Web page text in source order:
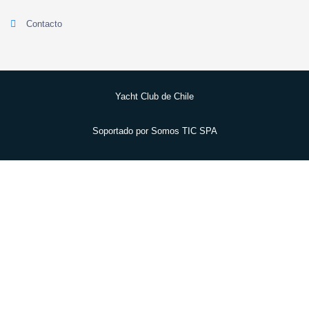
Contacto
Yacht Club de Chile
Soportado por Somos TIC SPA